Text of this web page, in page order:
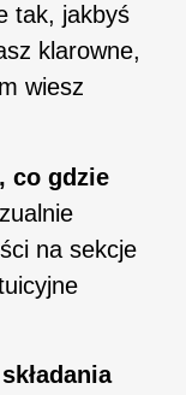
tak, jakbyś
klarowne,
wiesz
co gdzie
na sekcje